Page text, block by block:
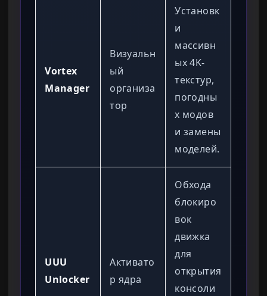
Vortex
Manager
Визуальн
ый
организа
тор
Установк
и
массивн
ых 4K-
текстур,
погодны
х модов
и замены
моделей.
UUU
Unlocker
Активато
р ядра
Обхода
блокиро
вок
движка
для
открытия
консоли